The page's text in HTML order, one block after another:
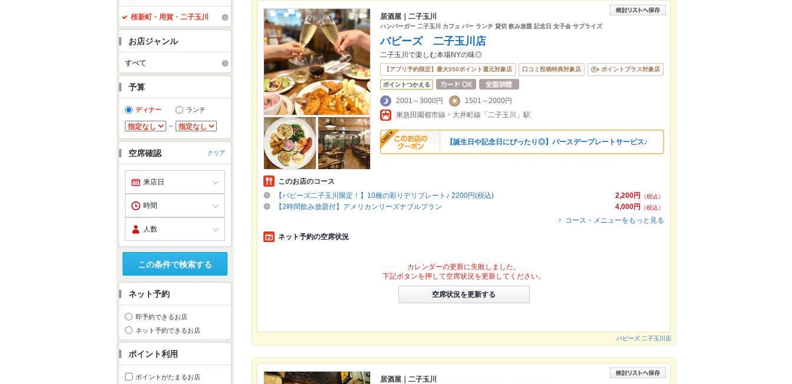
桜新町・用賀・二子玉川
お店ジャンル
すべて
予算
ディナー ランチ
～
空席確認 クリア
この条件で検索する
ネット予約
即予約できるお店
ネット予約できるお店
ポイント利用
ポイントがたまるお店
居酒屋｜二子玉川
ハンバーガー 二子玉川 カフェ バー ランチ 貸切 飲み放題 記念日 女子会 サプライズ
バビーズ 二子玉川店
二子玉川で楽しむ本場NYの味◎
【アプリ予約限定】最大350ポイント還元対象店 口コミ投稿特典対象店 ポイントプラス対象店
ポイントつかえる
2001～3000円
1501～2000円
東急田園都市線・大井町線「二子玉川」駅
【誕生日や記念日にぴったり◎】バースデープレートサービス♪
このお店のコース
2,200円
（税込）
【バビーズ二子玉川限定！】10種の彩りデリプレート♪ 2200円(税込)
4,000円
（税込）
【2時間飲み放題付】アメリカンリーズナブルプラン
コース・メニューをもっと見る
ネット予約の空席状況
カレンダーの更新に失敗しました。
下記ボタンを押して空席状況を更新してください。
空席状況を更新する
バビーズ 二子玉川店
居酒屋｜二子玉川